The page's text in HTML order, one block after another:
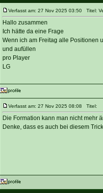
Verfasst am: 27 Nov 2025 03:50 Titel:
Hallo zusammen
Ich hätte da eine Frage
Wenn ich am Freitag alle Positionen
und aufüllen
pro Player
LG
Verfasst am: 27 Nov 2025 08:08 Titel:
Die Formation kann man nicht mehr
Denke, dass es auch bei diesem